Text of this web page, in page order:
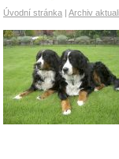
Úvodní stránka | Archiv